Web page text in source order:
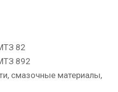
82
892
смазочные материалы,